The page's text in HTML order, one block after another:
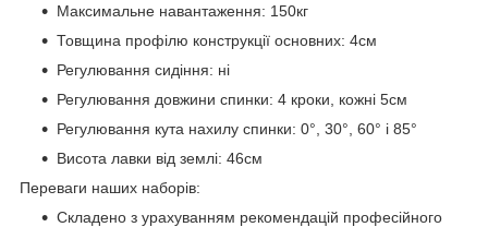
Максимальне навантаження: 150кг
Товщина профілю конструкції основних: 4см
Регулювання сидіння: ні
Регулювання довжини спинки: 4 кроки, кожні 5см
Регулювання кута нахилу спинки: 0°, 30°, 60° і 85°
Висота лавки від землі: 46см
Переваги наших наборів:
Складено з урахуванням рекомендацій професійного